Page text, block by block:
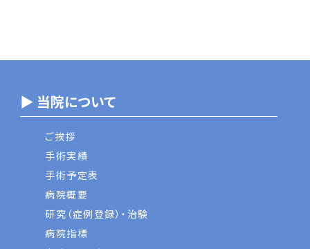
▶ 当院について
ご挨拶
手術実績
手術予定表
病院概要
研究（症例登録）・治験
病院指標